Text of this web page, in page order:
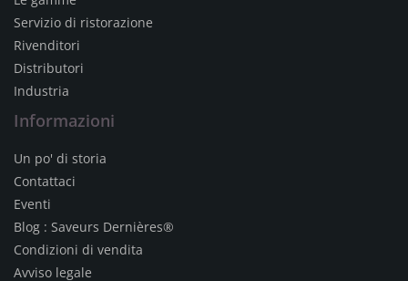
Servizio di ristorazione
Rivenditori
Distributori
Industria
Informazioni
Un po' di storia
Contattaci
Eventi
Blog : Saveurs Dernières®
Condizioni di vendita
Avviso legale